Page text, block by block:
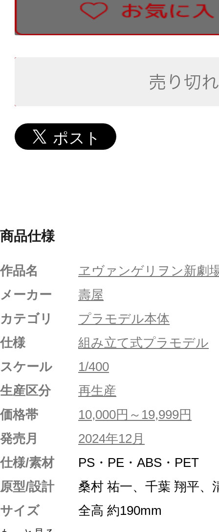
商品仕様
作品名
ヱヴァンゲリヲン新劇
メーカー
壽屋
カテゴリ
プラモデル本体
仕様
組み立て式プラモデル
スケール
1/400
生産区分
再生産
価格帯
10,000円～19,999円
発売月
2024年12月
仕様/素材
PS・PE・ABS・PET
原型/設計
桑村 祐一、千葉 翔平、
サイズ
全高 約190mm